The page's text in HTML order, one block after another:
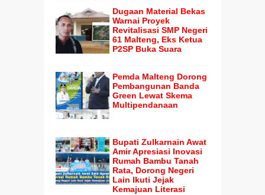
Dugaan Material Bekas
Warnai Proyek
Revitalisasi SMP Negeri
61 Malteng, Eks Ketua
P2SP Buka Suara
Pemda Malteng Dorong
Pembangunan Banda
Green Lewat Skema
Multipendanaan
Bupati Zulkarnain Awat
Amir Apresiasi Inovasi
Rumah Bambu Tanah
Rata, Dorong Negeri
Lain Ikuti Jejak
Kemajuan Literasi